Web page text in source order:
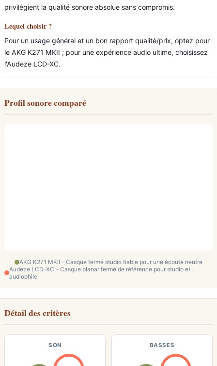
privilégient la qualité sonore absolue sans compromis.
Lequel choisir ?
Pour un usage général et un bon rapport qualité/prix, optez pour
le AKG K271 MKII ; pour une expérience audio ultime, choisissez
l'Audeze LCD-XC.
Profil sonore comparé
AKG K271 MKII – Casque fermé studio fiable pour une écoute neutre
Audeze LCD-XC – Casque planar fermé de référence pour studio et
audiophile
Détail des critères
SON BASSES